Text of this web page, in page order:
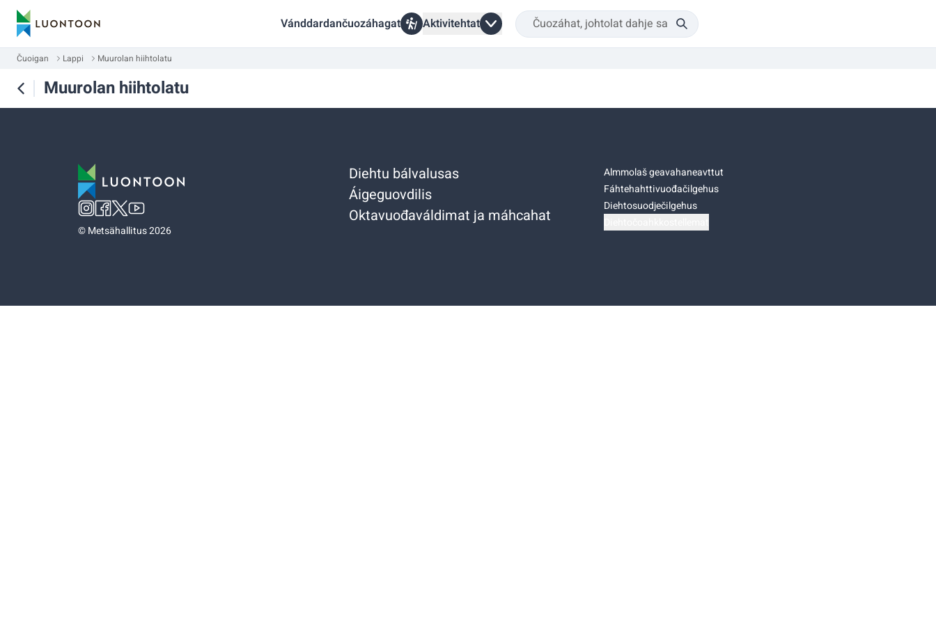
Vánddardančuozáhagat Aktivitehtat
Čuoigan Lappi Muurolan hiihtolatu
Muurolan hiihtolatu
©Metsähallitus 2026
Diehtu bálvalusas
Áigeguovdilis
Oktavuođaváldimat ja máhcahat
Almmolaš geavahaneavttut
Fáhtehahttivuođačilgehus
Diehtosuodječilgehus